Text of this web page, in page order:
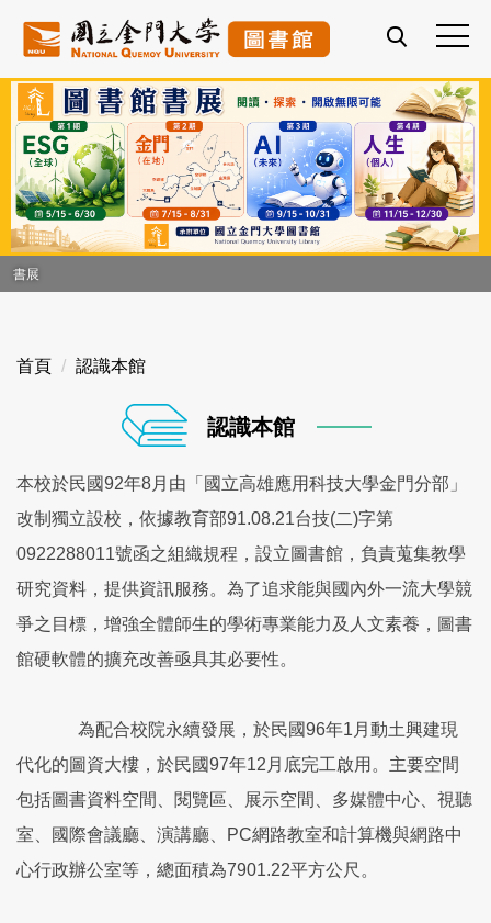
跳
內
容
區
書展
首頁 認識本館
認識本館
本校於民國92年8月由「國立高雄應用科技大學金門分部」
改制獨立設校，依據教育部91.08.21台技(二)字第
0922288011號函之組織規程，設立圖書館，負責蒐集教學
研究資料，提供資訊服務。為了追求能與國內外一流大學競
爭之目標，增強全體師生的學術專業能力及人文素養，圖書
館硬軟體的擴充改善亟具其必要性。
為配合校院永續發展，於民國96年1月動土興建現
代化的圖資大樓，於民國97年12月底完工啟用。主要空間
包括圖書資料空間、閱覽區、展示空間、多媒體中心、視聽
室、國際會議廳、演講廳、PC網路教室和計算機與網路中
心行政辦公室等，總面積為7901.22平方公尺。